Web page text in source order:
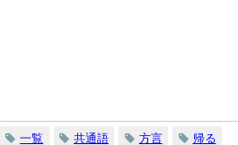
一覧 共通語 方言 帰る